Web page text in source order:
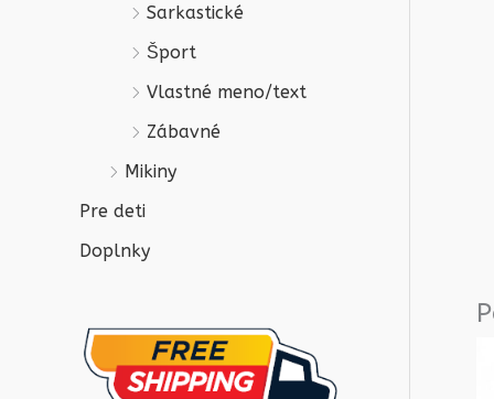
Sarkastické
Šport
Vlastné meno/text
Zábavné
Mikiny
Pre deti
Doplnky